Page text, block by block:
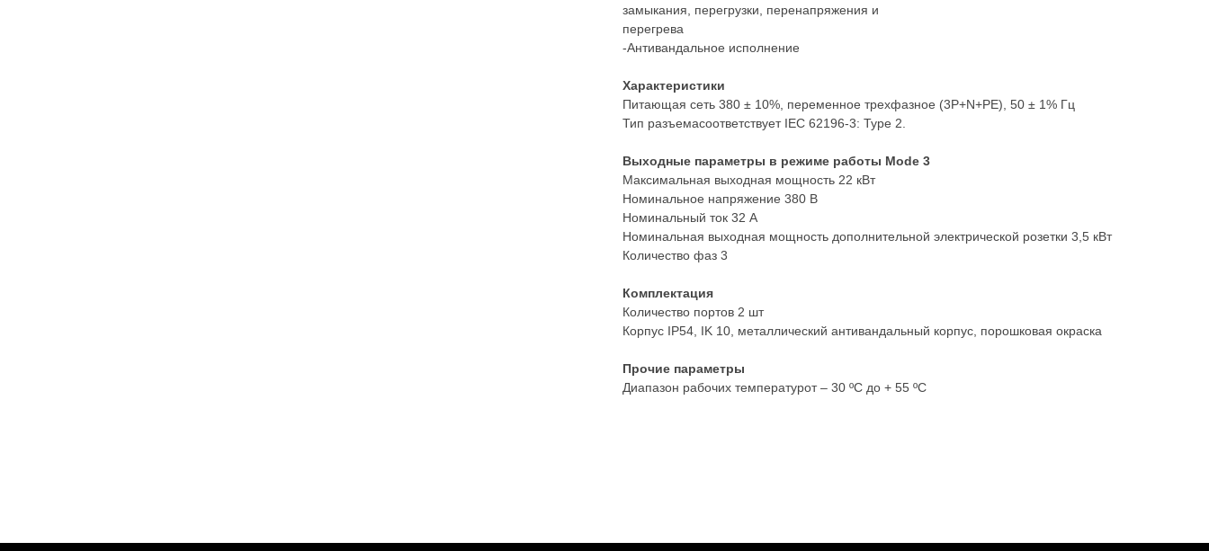
замыкания, перегрузки, перенапряжения и
перегрева
-Антивандальное исполнение
Характеристики
Питающая сеть 380 ± 10%, переменное трехфазное (3P+N+PE), 50 ± 1% Гц
Тип разъемасоответствует IEC 62196-3: Type 2.
Выходные параметры в режиме работы Mode 3
Максимальная выходная мощность 22 кВт
Номинальное напряжение 380 В
Номинальный ток 32 А
Номинальная выходная мощность дополнительной электрической розетки 3,5 кВт
Количество фаз 3
Комплектация
Количество портов 2 шт
Корпус IP54, IK 10, металлический антивандальный корпус, порошковая окраска
Прочие параметры
Диапазон рабочих температурот – 30 ºС до + 55 ºС